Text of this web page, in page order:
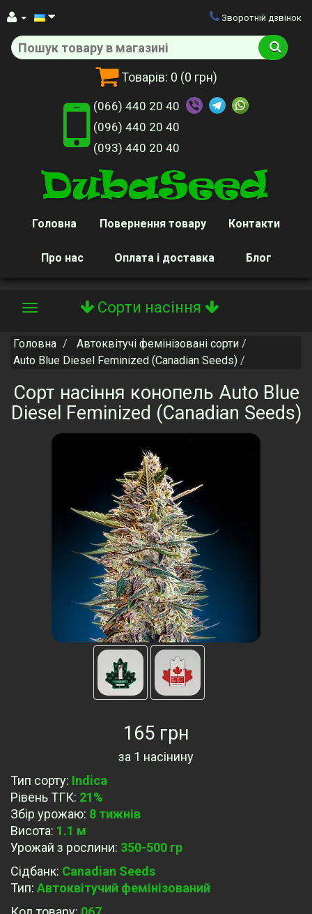
Товарів: 0 (0 грн)
Зворотній дзвінок
(066) 440 20 40
(096) 440 20 40
(093) 440 20 40
Головна Повернення товару Контакти
Про нас Оплата і доставка Блог
Сорти насіння
Toggle
Головна
Автоквітучі фемінізовані сорти
Auto Blue Diesel Feminized (Canadian Seeds)
Сорт насіння конопель Auto Blue
Diesel Feminized (Canadian Seeds)
165 грн
за 1 насінину
Тип сорту: Indica
Рівень ТГК: 21%
Збір урожаю: 8 тижнів
Висота: 1.1 м
Урожай з рослини: 350-500 гр
Сідбанк: Canadian Seeds
Тип: Автоквітучий фемінізований